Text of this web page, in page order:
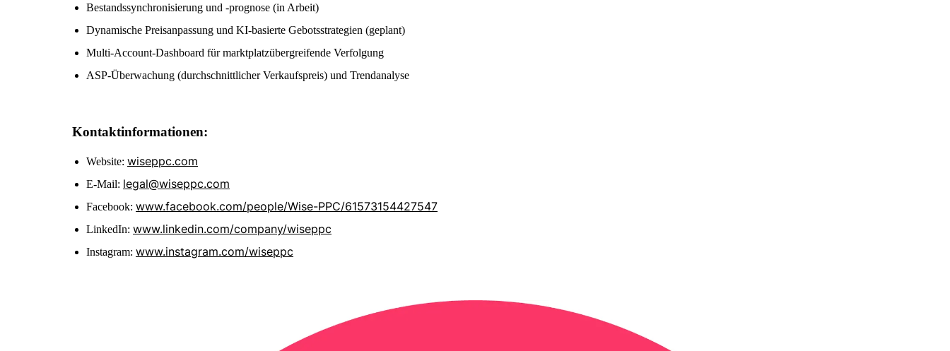
Bestandssynchronisierung und -prognose (in Arbeit)
Dynamische Preisanpassung und KI-basierte Gebotsstrategien (geplant)
Multi-Account-Dashboard für marktplatzübergreifende Verfolgung
ASP-Überwachung (durchschnittlicher Verkaufspreis) und Trendanalyse
Kontaktinformationen:
Website: wiseppc.com
E-Mail: legal@wiseppc.com
Facebook: www.facebook.com/people/Wise-PPC/61573154427547
LinkedIn: www.linkedin.com/company/wiseppc
Instagram: www.instagram.com/wiseppc